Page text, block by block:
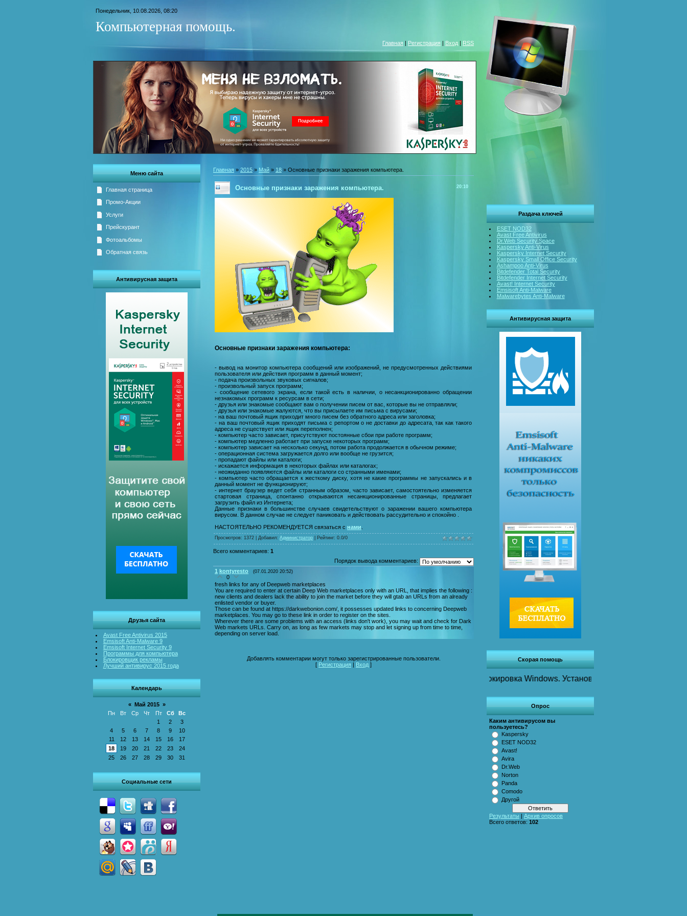
Понедельник, 10.08.2026, 08:20
Компьютерная помощь.
Главная | Регистрация | Вход | RSS
Раздача ключей
ESET NOD32
Avast Free Antivirus
Dr.Web Security Space
Kaspersky Anti-Virus
Kaspersky Internet Security
Kaspersky Small Office Security
Ashampoo Anti-Virus
Bitdefender Total Security
Bitdefender Internet Security
Avast! Internet Security
Emsisoft Anti-Malware
Malwarebytes Anti-Malware
Антивирусная защита
Скорая помощь
Удаление баннера с рабочего стола, разблокировка Windows. Установка антивирусов. Установка,
Опрос
Каким антивирусом вы
пользуетесь?
Kaspersky
ESET NOD32
Аvast!
Avira
Dr.Web
Norton
Panda
Comodo
Другой
Результаты | Архив опросов
Всего ответов: 102
Меню сайта
Главная страница
Промо-Акции
Услуги
Прейскурант
Фотоальбомы
Обратная связь
Антивирусная защита
Друзья сайта
Avast Free Antivirus 2015
Emsisoft Anti-Malware 9
Emsisoft Internet Security 9
Программы для компьютера
Блокировщик рекламы
Лучший антивирус 2015 года
Календарь
« Май 2015 »
Пн
Вт Ср Чт Пт Сб
Вс
1
2
3
4
5 6 7 8 9
10
11
12 13 14 15 16
17
18
19 20 21 22 23
24
25
26 27 28 29 30 31
Социальные сети
Главная » 2015 » Май » 18 » Основные признаки заражения компьютера.
20:10
Основные признаки заражения компьютера.
Основные признаки заражения компьютера:
- вывод на монитор компьютера сообщений или изображений, не предусмотренных действиями
пользователя или действия программ в данный момент;
- подача произвольных звуковых сигналов;
- произвольный запуск программ;
- сообщение сетевого экрана, если такой есть в наличии, о несанкционированно обращении
незнакомых программ к ресурсам в сети;
- друзья или знакомые сообщают вам о получении писем от вас, которые вы не отправляли;
- друзья или знакомые жалуются, что вы присылаете им письма с вирусами;
- на ваш почтовый ящик приходит много писем без обратного адреса или заголовка;
- на ваш почтовый ящик приходят письма с репортом о не доставки до адресата, так как такого
адреса не существует или ящик переполнен;
- компьютер часто зависает, присутствуют постоянные сбои при работе программ;
- компьютер медленно работает при запуске некоторых программ;
- компьютер зависает на несколько секунд, потом работа продолжается в обычном режиме;
- операционная система загружается долго или вообще не грузится;
- пропадают файлы или каталоги;
- искажается информация в некоторых файлах или каталогах;
- неожиданно появляются файлы или каталоги со странными именами;
- компьютер часто обращается к жесткому диску, хотя не какие программы не запускались и в
данный момент не функционируют;
- интернет браузер ведет себя странным образом, часто зависает, самостоятельно изменяется
стартовая страница, спонтанно открываются несанкционированные страницы, предлагает
загрузить файл из Интернета;
Данные признаки в большинстве случаев свидетельствуют о заражении вашего компьютера
вирусом. В данном случае не следует паниковать и действовать рассудительно и спокойно .
НАСТОЯТЕЛЬНО РЕКОМЕНДУЕТСЯ связаться с нами
Просмотров: 1372 | Добавил: Администратор Рейтинг: 0.0/0
Всего комментариев: 1
Порядок вывода комментариев:
1 kontyresto (07.01.2020 20:52)
0
fresh links for any of Deepweb marketplaces
You are required to enter at certain Deep Web marketplaces only with an URL, that implies the following :
new clients and dealers lack the ability to join the market before they will gtab an URLs from an already
enlisted vendor or buyer.
Those can be found at https://darkwebonion.com/, it possesses updated links to concerning Deepweb
marketplaces. You may go to these link in order to register on the sites.
Wherever there are some problems with an access (links don't work), you may wait and check for Dark
Web markets URLs. Carry on, as long as few markets may stop and let signing up from time to time,
depending on server load.
Добавлять комментарии могут только зарегистрированные пользователи.
[ Регистрация | Вход ]